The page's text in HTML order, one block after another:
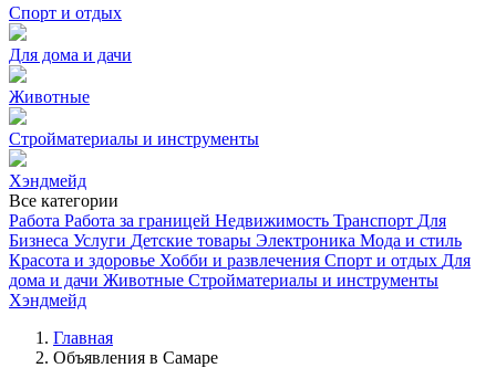
Спорт и отдых
Для дома и дачи
Животные
Стройматериалы и инструменты
Хэндмейд
Все категории
Работа Работа за границей Недвижимость Транспорт Для
Бизнеса Услуги Детские товары Электроника Мода и стиль
Красота и здоровье Хобби и развлечения Спорт и отдых Для
дома и дачи Животные Стройматериалы и инструменты
Хэндмейд
Главная
Объявления в Самаре